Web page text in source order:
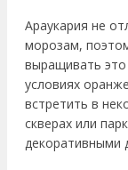
Араукария не
морозам,
выращивать
условиях
встретить в
скверах или
декоративными